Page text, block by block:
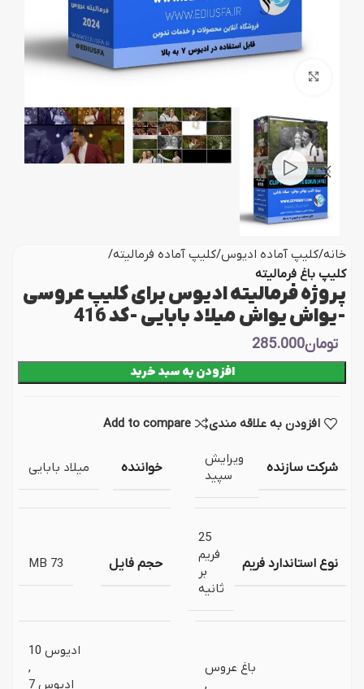
خانه کلیپ آماده ادیوس کلیپ آماده فرمالیته
کلیپ باغ فرمالیته
پروژه فرمالیته ادیوس برای کلیپ عروسی
-یواش یواش میلاد بابایی -کد 416
تومان285.000
افزودن به سبد خرید
افزودن به علاقه مندی Add to compare
شرکت سازنده
ویرایش
سپید
خواننده میلاد بابایی
نوع استاندارد فریم
25
فریم
بر
ثانیه
حجم فایل 73 MB
باغ عروس
,
ادیوس 10
,
ادیوس 7